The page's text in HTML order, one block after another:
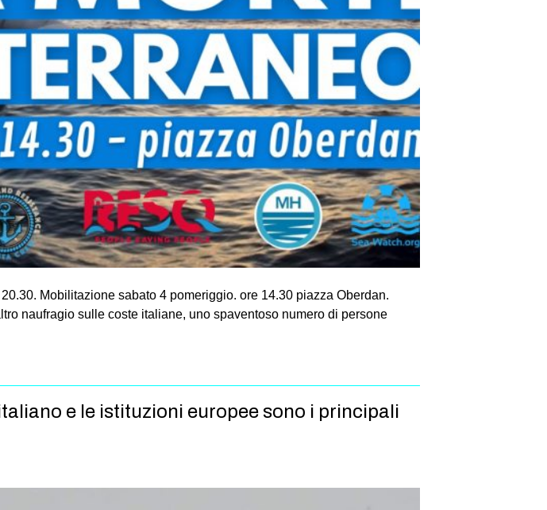
Mobilitazione sabato 4 pomeriggio. ore 14.30 piazza Oberdan.
naufragio sulle coste italiane, uno spaventoso numero di persone
e le istituzioni europee sono i principali